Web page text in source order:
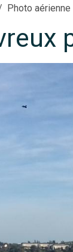
Photo aérienne